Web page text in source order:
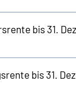
bis 31.
bis 31.